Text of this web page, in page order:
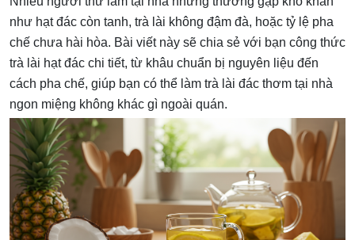
như hạt đác còn tanh, trà lài không đậm đà, hoặc tỷ lệ pha
chế chưa hài hòa. Bài viết này sẽ chia sẻ với bạn công thức
trà lài hạt đác chi tiết, từ khâu chuẩn bị nguyên liệu đến
cách pha chế, giúp bạn có thể làm trà lài đác thơm tại nhà
ngon miệng không khác gì ngoài quán.